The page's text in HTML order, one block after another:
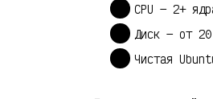
CPU — 2+
Диск — от
Чистая